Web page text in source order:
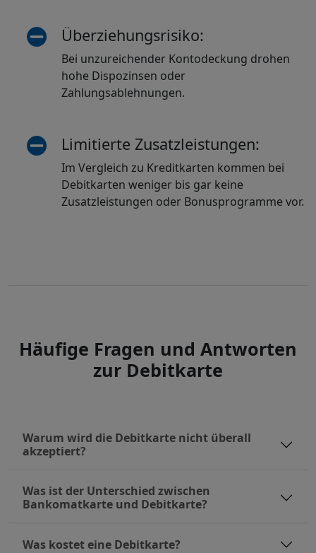
Überziehungsrisiko:
Bei unzureichender Kontodeckung drohen
hohe Dispozinsen oder
Zahlungsablehnungen.
Limitierte Zusatzleistungen:
Im Vergleich zu Kreditkarten kommen bei
Debitkarten weniger bis gar keine
Zusatzleistungen oder Bonusprogramme vor.
Häufige Fragen und Antworten
zur Debitkarte
Warum wird die Debitkarte nicht überall
akzeptiert?
Was ist der Unterschied zwischen
Bankomatkarte und Debitkarte?
Was kostet eine Debitkarte?